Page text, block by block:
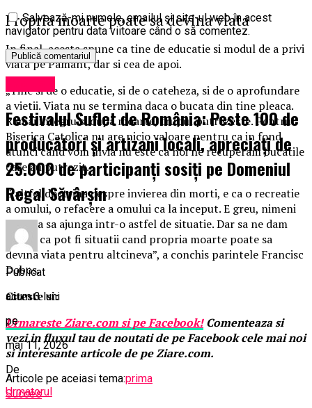
Propria moarte poate sa devina viata
In final, acesta spune ca tine de educatie si modul de a privi
viata pe Pamant, dar si cea de apoi.
„Tine si de o educatie, si de o cateheza, si de o aprofundare
a vietii. Viata nu se termina daca o bucata din tine pleaca.
Ramai integru si dupa moarte, trupul putrezeste. Pentru
Biserica Catolica nu are nicio valoare pentru ca in fond
atunci cand vom invia nu este ca noi ne recuperam bucatile
care au putrezit.
E altfel doctrina despre invierea din morti, e ca o recreatie
a omului, o refacere a omului ca la inceput. E greu, nimeni
nu vrea sa ajunga intr-o astfel de situatie. Dar sa ne dam
seama ca pot fi situatii cand propria moarte poate sa
devina viata pentru altcineva”, a conchis parintele Francisc
Dobos.
Citeste si:
UrmaresteZiare.comsi pe Facebook!Comenteaza si
vezi in fluxul tau de noutati de pe Facebook cele mai noi
si interesante articole de pe Ziare.com.
Articole pe aceiasi tema:prima
Urmatorul
Salvează-mi numele, emailul și site-ul web în acest
navigator pentru data viitoare când o să comentez.
Festivalul Suflet de România: Peste 100 de
producători și artizani locali, apreciați de
25.000 de participanți sosiți pe Domeniul
Regal Săvârșin
Publicat
acum 3 luni
pe
mai 11, 2026
De
Succes